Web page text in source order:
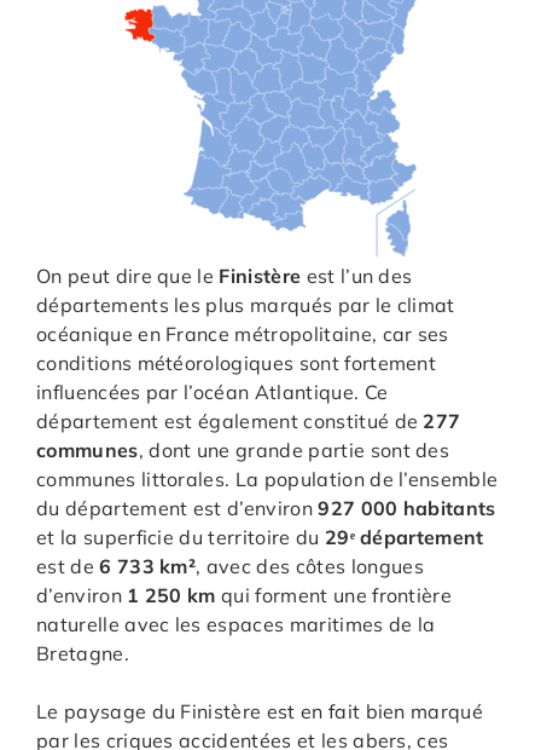
On peut dire que le Finistère est l’un des
départements les plus marqués par le climat
océanique en France métropolitaine, car ses
conditions météorologiques sont fortement
influencées par l’océan Atlantique. Ce
département est également constitué de 277
communes, dont une grande partie sont des
communes littorales. La population de l’ensemble
du département est d’environ927 000 habitants
et la superficie du territoire du 29ᵉ département
est de6 733 km², avec des côtes longues
d’environ 1 250 km qui forment une frontière
naturelle avec les espaces maritimes de la
Bretagne.
Le paysage du Finistère est en fait bien marqué
par les criques accidentées et les abers, ces